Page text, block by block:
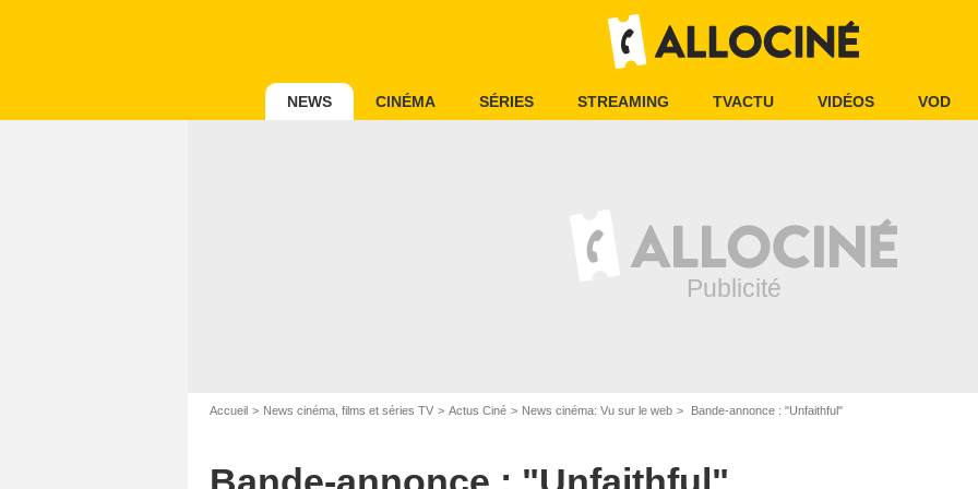
NEWS CINÉMA SÉRIES STREAMING TVACTU VIDÉOS VOD
Accueil News cinéma, films et séries TV Actus Ciné News cinéma: Vu sur le web Bande-annonce : "Unfaithful"